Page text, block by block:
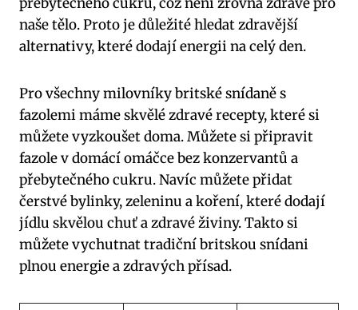
naše tělo. Proto je důležité hledat zdravější
alternativy, které dodají energii na celý den.
Pro všechny milovníky britské snídaně s
fazolemi máme skvělé zdravé recepty, které si
můžete vyzkoušet doma. Můžete si připravit
fazole v domácí omáčce bez konzervantů a
přebytečného cukru. Navíc můžete přidat
čerstvé bylinky, zeleninu a koření, které dodají
jídlu skvělou chuť a zdravé živiny. Takto si
můžete vychutnat tradiční britskou snídani
plnou energie a zdravých přísad.